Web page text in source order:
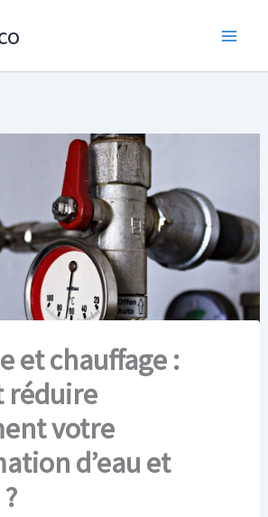
et chauffage :
réduire
votre
d’eau et